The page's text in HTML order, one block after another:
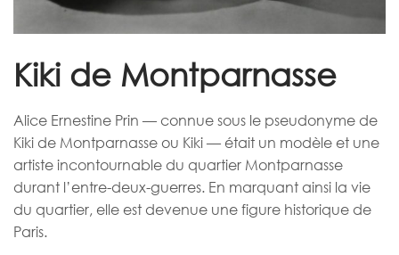
Kiki de Montparnasse
Alice Ernestine Prin — connue sous le pseudonyme de
Kiki de Montparnasse ou Kiki — était un modèle et une
artiste incontournable du quartier Montparnasse
durant l’entre-deux-guerres. En marquant ainsi la vie
du quartier, elle est devenue une figure historique de
Paris.